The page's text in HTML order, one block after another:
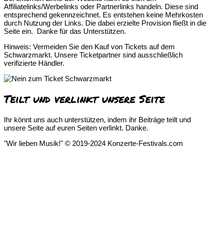
Affiliatelinks/Werbelinks oder Partnerlinks handeln. Diese sind
entsprechend gekennzeichnet. Es entstehen keine Mehrkosten
durch Nutzung der Links. Die dabei erzielte Provision fließt in die
Seite ein. Danke für das Unterstützen.
Hinweis: Vermeiden Sie den Kauf von Tickets auf dem
Schwarzmarkt. Unsere Ticketpartner sind ausschließlich
verifizierte Händler.
Teilt und verlinkt unsere Seite
Ihr könnt uns auch unterstützen, indem ihr Beiträge teilt und
unsere Seite auf euren Seiten verlinkt. Danke.
"Wir lieben Musik!" © 2019-2024 Konzerte-Festivals.com